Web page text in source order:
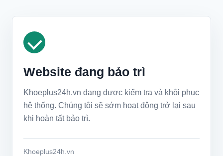
Website đang bảo trì
Khoeplus24h.vn đang được kiểm tra và khôi phục
hệ thống. Chúng tôi sẽ sớm hoạt động trở lại sau
khi hoàn tất bảo trì.
Khoeplus24h.vn